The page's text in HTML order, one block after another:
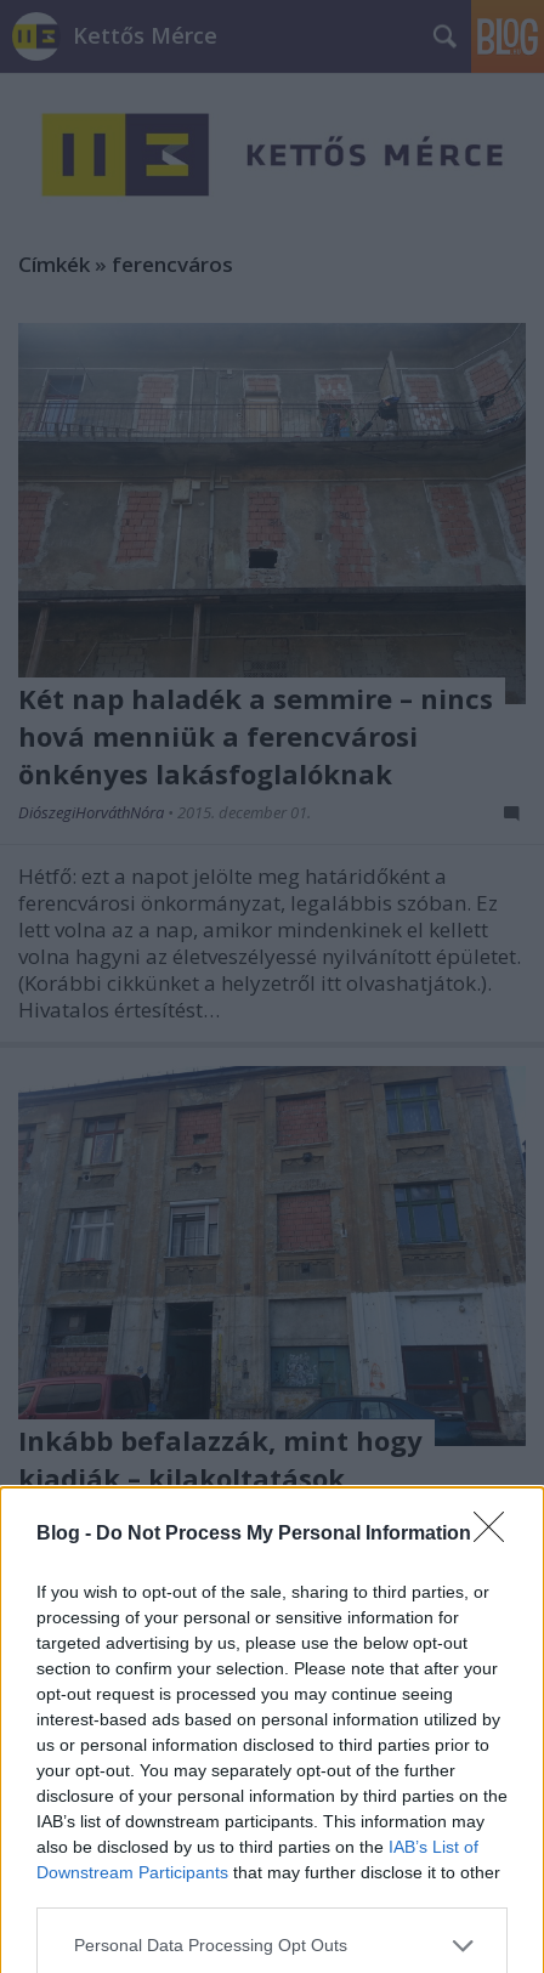
Blog - Do Not Process My Personal Information
If you wish to opt-out of the sale, sharing to third parties, or
processing of your personal or sensitive information for
targeted advertising by us, please use the below opt-out
section to confirm your selection. Please note that after your
opt-out request is processed you may continue seeing
interest-based ads based on personal information utilized by
us or personal information disclosed to third parties prior to
your opt-out. You may separately opt-out of the further
disclosure of your personal information by third parties on the
IAB’s list of downstream participants. This information may
also be disclosed by us to third parties on the IAB’s List of
Downstream Participants that may further disclose it to other
Please note that this website/app uses one or more Google
Personal Data Processing Opt Outs
Kettős Mérce
Címkék » ferencváros
Két nap haladék a semmire – nincs
hová menniük a ferencvárosi
önkényes lakásfoglalóknak
DiószegiHorváthNóra • 2015. december 01.
Hétfő: ezt a napot jelölte meg határidőként a
ferencvárosi önkormányzat, legalábbis szóban. Ez
lett volna az a nap, amikor mindenkinek el kellett
volna hagyni az életveszélyessé nyilvánított épületet.
(Korábbi cikkünket a helyzetről itt olvashatjátok.).
Hivatalos értesítést…
Inkább befalazzák, mint hogy
kiadják – kilakoltatások
Ferencvárosban
„Maga szerint, ha tehetném, nem élnék én is inkább
jogszerűen ebben a lakásban?” – teszi fel a jogos
kérdést Lakatos Ferenc. Tegyük hozzá gyorsan: a
lakásban se áram, se gáz nincs. Tizenegyen élnek
benne – ma még legalábbis. Hamarosan azonban
mehetnek, amerre látnak, az…